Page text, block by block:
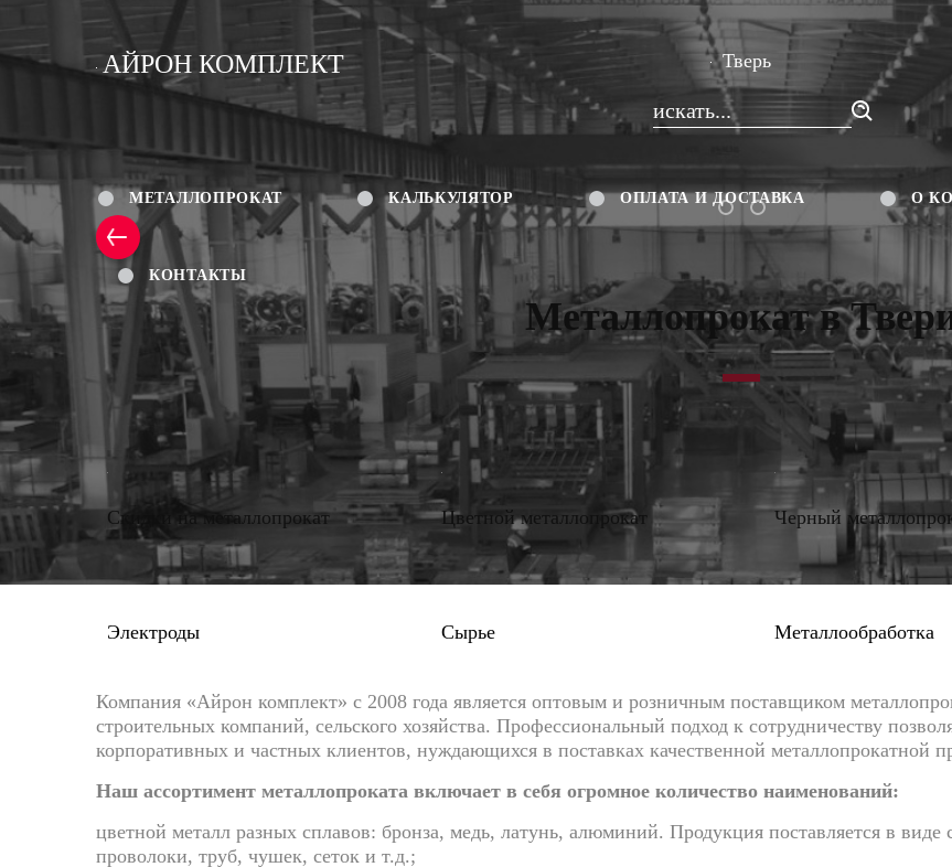
АЙРОН КОМПЛЕКТ Тверь
МЕТАЛЛОПРОКАТ КАЛЬКУЛЯТОР ОПЛАТА И ДОСТАВКА О
КОНТАКТЫ
Металлопрокат
Цветной
Металлопрокат в
Скидки на металлопрокат Цветной металлопрокат Черный
Электроды Сырье Металлообработка
Компания «Айрон комплект» с 2008 года является оптовым и розничным поставщиком
строительных компаний, сельского хозяйства. Профессиональный подход к сотрудничеству
корпоративных и частных клиентов, нуждающихся в поставках качественной металлопрокатной
Наш ассортимент металлопроката включает в себя огромное количество наименований:
цветной металл разных сплавов: бронза, медь, латунь, алюминий. Продукция поставляется в
проволоки, труб, чушек, сеток и т.д.;